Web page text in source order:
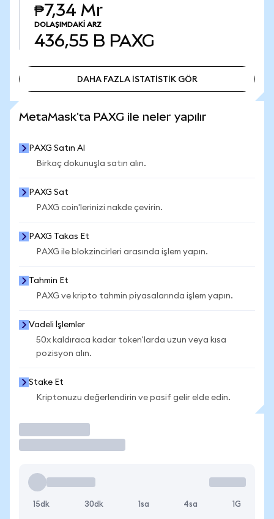
₱7,34 Mr
DOLAŞIMDAKI ARZ
436,55 B PAXG
DAHA FAZLA İSTATİSTİK GÖR
MetaMask'ta PAXG ile neler yapılır
PAXG Satın Al
Birkaç dokunuşla satın alın.
PAXG Sat
PAXG coin'lerinizi nakde çevirin.
PAXG Takas Et
PAXG ile blokzincirleri arasında işlem yapın.
Tahmin Et
PAXG ve kripto tahmin piyasalarında işlem yapın.
Vadeli İşlemler
50x kaldıraca kadar token'larda uzun veya kısa
pozisyon alın.
Stake Et
Kriptonuzu değerlendirin ve pasif gelir elde edin.
15dk 30dk 1sa 4sa 1G